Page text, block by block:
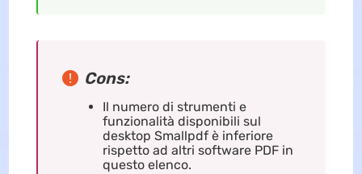
Cons:
Il numero di strumenti e
funzionalità disponibili sul
desktop Smallpdf è inferiore
rispetto ad altri software PDF in
questo elenco.